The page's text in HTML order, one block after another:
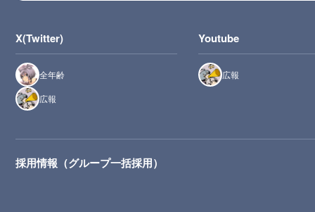
X(Twitter)
全年齢
広報
Youtube
広報
採用情報（グループ一括採用）